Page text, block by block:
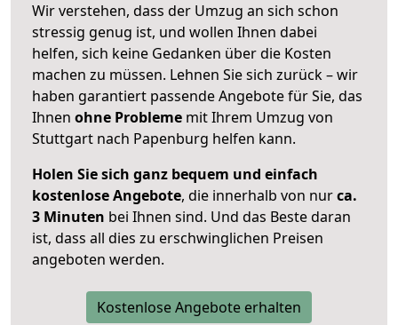
Wir verstehen, dass der Umzug an sich schon
stressig genug ist, und wollen Ihnen dabei
helfen, sich keine Gedanken über die Kosten
machen zu müssen. Lehnen Sie sich zurück – wir
haben garantiert passende Angebote für Sie, das
Ihnen ohne Probleme mit Ihrem Umzug von
Stuttgart nach Papenburg helfen kann.
Holen Sie sich ganz bequem und einfach
kostenlose Angebote, die innerhalb von nurca.
3 Minuten bei Ihnen sind. Und das Beste daran
ist, dass all dies zu erschwinglichen Preisen
angeboten werden.
Kostenlose Angebote erhalten